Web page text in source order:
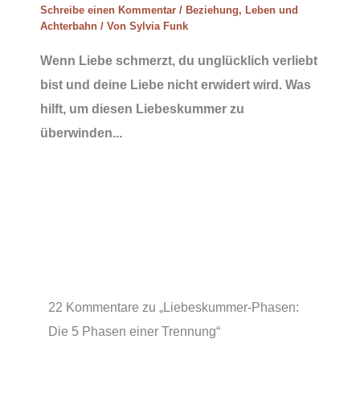
Schreibe einen Kommentar / Beziehung, Leben und
Achterbahn/ Von Sylvia Funk
Wenn Liebe schmerzt, du unglücklich verliebt
bist und deine Liebe nicht erwidert wird. Was
hilft, um diesen Liebeskummer zu
überwinden...
22 Kommentare zu „Liebeskummer-Phasen:
Die 5 Phasen einer Trennung“